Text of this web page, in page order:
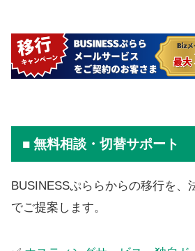
■ 無料相談・切替サポート
BUSINESSぷららからの移行を、
でご提案します。